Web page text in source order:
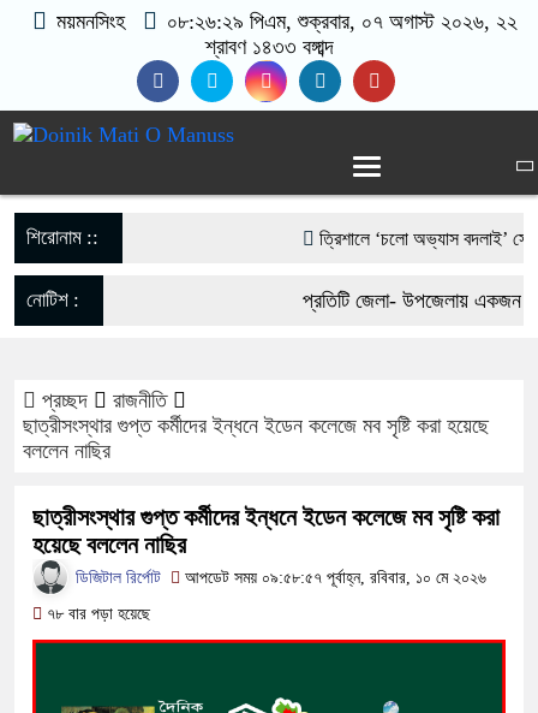
ময়মনসিংহ ০৮:২৬:২৯ পিএম, শুক্রবার, ০৭ অগাস্ট ২০২৬, ২২
শ্রাবণ ১৪৩৩ বঙ্গাব্দ
শিরোনাম :: ‎ত্রিশালে ‘চলো অভ্যাস বদলাই’
আওয়ামী লীগের নিষেধাজ্ঞা
ভারী বৃষ্টিতে ছেপটখালীর একমাত্র
আওয়ামী লীগ আমলে এক তৃতীয়াংশ অর্থ
বিপাকে জানিয়েছে গভর্নর
নোটিশ : প্রতিটি জেলা- উপজেলায় একজন
প্রচ্ছদ
রাজনীতি
ছাত্রীসংস্থার গুপ্ত কর্মীদের ইন্ধনে ইডেন কলেজে মব সৃষ্টি করা হয়েছে
বললেন নাছির
ছাত্রীসংস্থার গুপ্ত কর্মীদের ইন্ধনে ইডেন কলেজে মব সৃষ্টি করা
হয়েছে বললেন নাছির
ডিজিটাল রির্পোট
আপডেট সময় ০৯:৫৮:৫৭ পূর্বাহ্ন, রবিবার, ১০ মে ২০২৬
৭৮ বার পড়া হয়েছে